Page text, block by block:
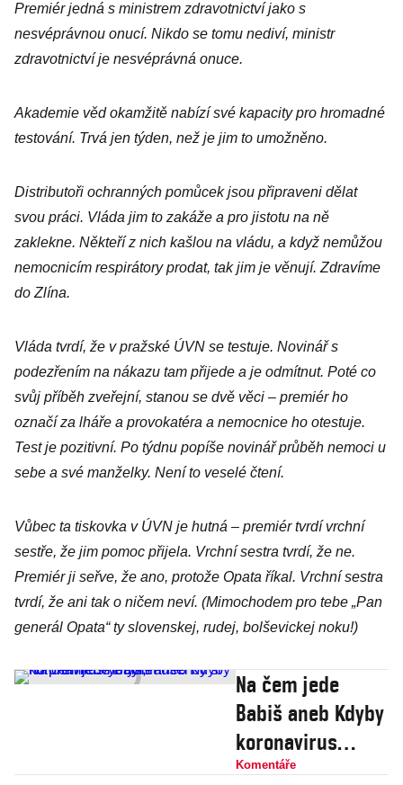
kliniky není a
nikdy nebyla v
Premiér jedná s ministrem zdravotnictví jako s
nesvéprávnou onucí. Nikdo se tomu nediví, ministr
zdravotnictví je nesvéprávná onuce.
Akademie věd okamžitě nabízí své kapacity pro hromadné
testování. Trvá jen týden, než je jim to umožněno.
Distributoři ochranných pomůcek jsou připraveni dělat
svou práci. Vláda jim to zakáže a pro jistotu na ně
zaklekne. Někteří z nich kašlou na vládu, a když nemůžou
nemocnicím respirátory prodat, tak jim je věnují. Zdravíme
do Zlína.
Vláda tvrdí, že v pražské ÚVN se testuje. Novinář s
podezřením na nákazu tam přijede a je odmítnut. Poté co
svůj příběh zveřejní, stanou se dvě věci – premiér ho
označí za lháře a provokatéra a nemocnice ho otestuje.
Test je pozitivní. Po týdnu popíše novinář průběh nemoci u
sebe a své manželky. Není to veselé čtení.
Vůbec ta tiskovka v ÚVN je hutná – premiér tvrdí vrchní
sestře, že jim pomoc přijela. Vrchní sestra tvrdí, že ne.
Premiér ji seřve, že ano, protože Opata říkal. Vrchní sestra
tvrdí, že ani tak o ničem neví. (Mimochodem pro tebe „Pan
generál Opata“ ty slovenskej, rudej, bolševickej noku!)
Na čem jede
Babiš aneb Kdyby
koronavirus
nebyl, musel by
Komentáře